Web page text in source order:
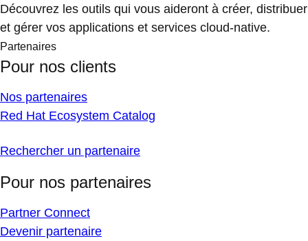
Découvrez les outils qui vous aideront à créer, distribuer
et gérer vos applications et services cloud-native.
Partenaires
Pour nos clients
Nos partenaires
Red Hat Ecosystem Catalog
Rechercher un partenaire
Pour nos partenaires
Partner Connect
Devenir partenaire